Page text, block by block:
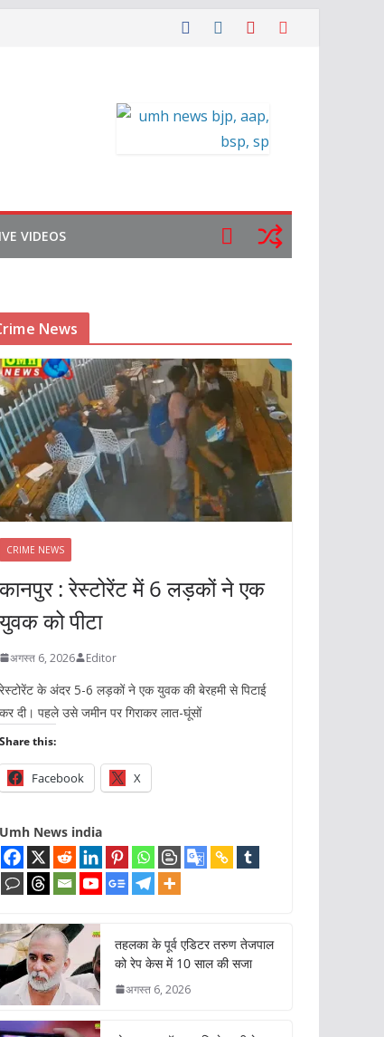
VIDEOS
News
CRIME NEWS
कानपुर : रेस्टोरेंट में 6 लड़कों ने एक
युवक को पीटा
अगस्त 6, 2026 Editor
रेस्टोरेंट के अंदर 5-6 लड़कों ने एक युवक की बेरहमी से पिटाई
कर दी। पहले उसे जमीन पर गिराकर लात-घूंसों
Share this:
Facebook X
Umh News india
तहलका के पूर्व एडिटर तरुण तेजपाल
को रेप केस में 10 साल की सजा
अगस्त 6, 2026